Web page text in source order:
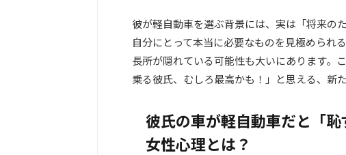
彼が軽自動車を選ぶ背景には、実は「将来の
自分にとって本当に必要なものを見極められ
長所が隠れている可能性も大いにあります。
乗る彼氏、むしろ最高かも！」と思える、新
彼氏の車が軽自動車だと「
女性心理とは？